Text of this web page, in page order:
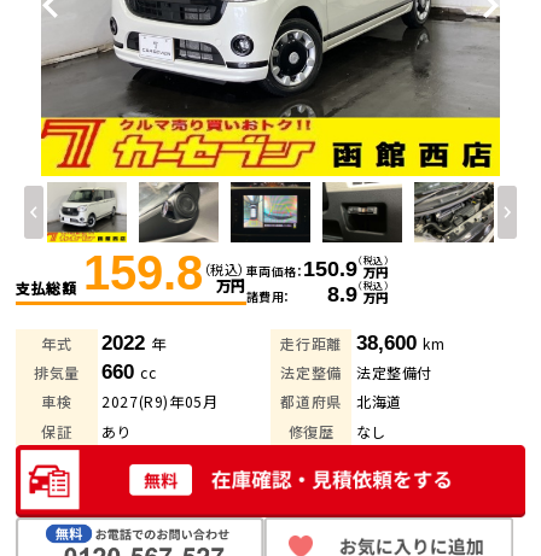
支払総額 159.8 （税込）
万円
車両価格 150.9（税込）
万円
諸費用
8.9（税込）
万円
年式 2022 年 走行距離 38,600 km
排気量
660cc 法定整備
法定整備付
車検
2027(R9)年05月 都道府県
北海道
保証
あり 修復歴 なし